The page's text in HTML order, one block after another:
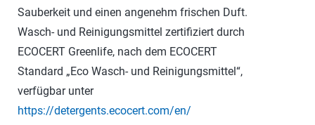
Sauberkeit und einen angenehm frischen Duft.
Wasch- und Reinigungsmittel zertifiziert durch
ECOCERT Greenlife, nach dem ECOCERT
Standard „Eco Wasch- und Reinigungsmittel“,
verfügbar unter
https://detergents.ecocert.com/en/